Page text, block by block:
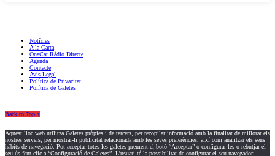
Notícies
A la Carta
OnaCat.Ràdio Directe
Agenda
Contacte
Avís Legal
Política de Privacitat
Política de Galetes
Back to Top ↑
Aquest lloc web utilitza Galetes pròpies i de tercers, per recopilar informació amb la finalitat de millorar els
nostres serveis, per mostrar-li publicitat relacionada amb les seves preferències, així com analitzar els seus
hàbits de navegació. Pot acceptar totes les galetes prement el botó “Acceptar” o configurar-les o rebutjar el
seu ús fent clic a “Configuració de Galetes”. L'usuari té la possibilitat de configurar el seu navegador